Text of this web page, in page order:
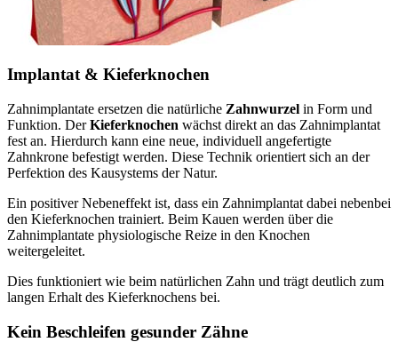
Implantat & Kieferknochen
Zahnimplantate ersetzen die natürliche Zahnwurzel in Form und
Funktion. DerKieferknochen wächst direkt an das Zahnimplantat
fest an. Hierdurch kann eine neue, individuell angefertigte
Zahnkrone befestigt werden. Diese Technik orientiert sich an der
Perfektion des Kausystems der Natur.
Ein positiver Nebeneffekt ist, dass ein Zahnimplantat dabei nebenbei
den Kieferknochen trainiert. Beim Kauen werden über die
Zahnimplantate physiologische Reize in den Knochen
weitergeleitet.
Dies funktioniert wie beim natürlichen Zahn und trägt deutlich zum
langen Erhalt des Kieferknochens bei.
Kein Beschleifen gesunder Zähne